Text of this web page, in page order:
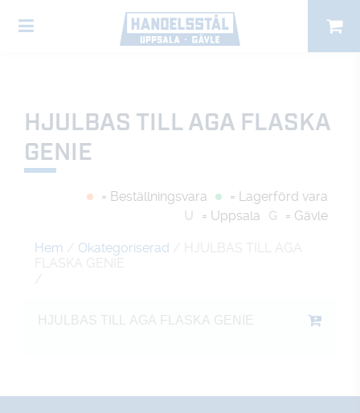
HJULBAS TILL AGA FLASKA
GENIE
= Beställningsvara
= Lagerförd vara
U
= Uppsala G = Gävle
Hem / Okategoriserad / HJULBAS TILL AGA
FLASKA GENIE
/
HJULBAS TILL AGA FLASKA GENIE